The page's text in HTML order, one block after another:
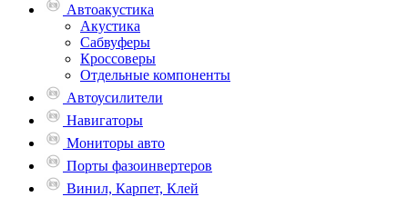
Автоакустика
Акустика
Сабвуферы
Кроссоверы
Отдельные компоненты
Автоусилители
Навигаторы
Мониторы авто
Порты фазоинвертеров
Винил, Карпет, Клей